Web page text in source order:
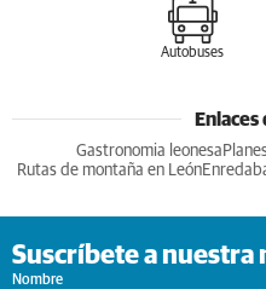
Autobuses
Gastronomia leonesa
Rutas de montaña en León
Suscríbete a nuestra
Nombre